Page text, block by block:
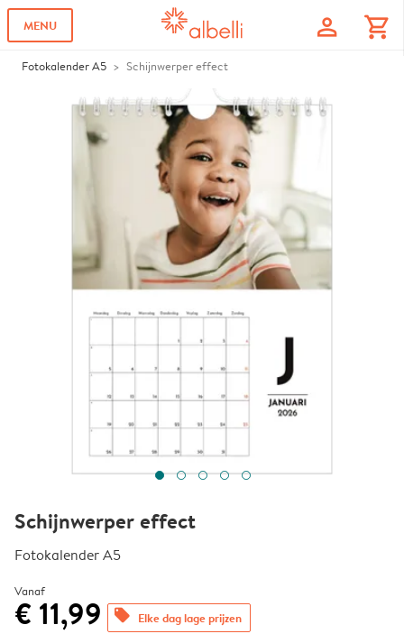
MENU profile shopping_cart
Fotokalender A5 Schijnwerper effect
Schijnwerper effect
Fotokalender A5
Vanaf
€ 11,99 offers Elke dag lage prijzen